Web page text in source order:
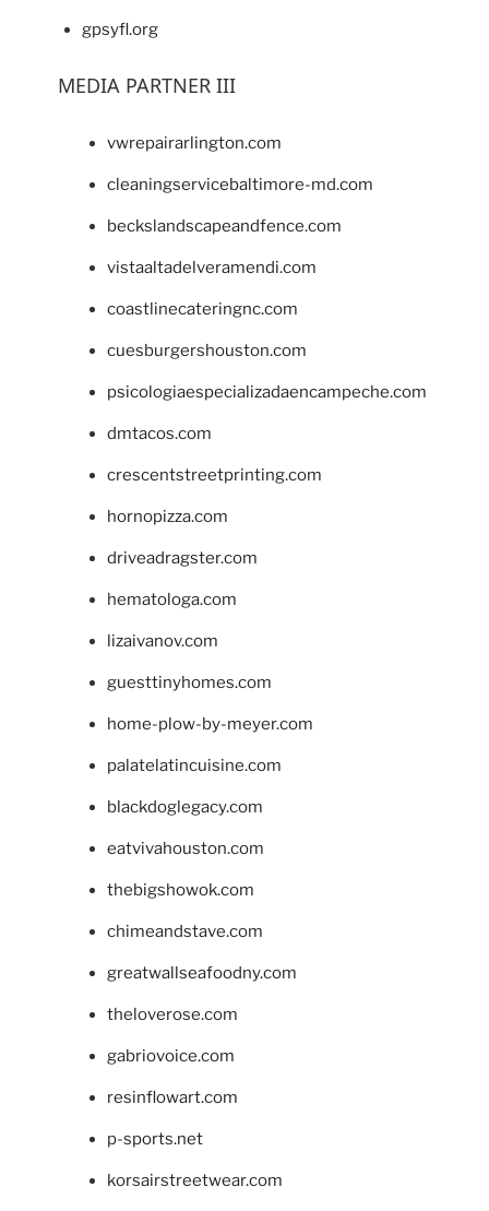
gpsyfl.org
MEDIA PARTNER III
vwrepairarlington.com
cleaningservicebaltimore-md.com
beckslandscapeandfence.com
vistaaltadelveramendi.com
coastlinecateringnc.com
cuesburgershouston.com
psicologiaespecializadaencampeche.com
dmtacos.com
crescentstreetprinting.com
hornopizza.com
driveadragster.com
hematologa.com
lizaivanov.com
guesttinyhomes.com
home-plow-by-meyer.com
palatelatincuisine.com
blackdoglegacy.com
eatvivahouston.com
thebigshowok.com
chimeandstave.com
greatwallseafoodny.com
theloverose.com
gabriovoice.com
resinflowart.com
p-sports.net
korsairstreetwear.com